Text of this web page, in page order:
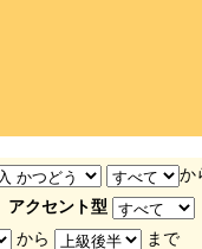
か
アクセント型
から
まで